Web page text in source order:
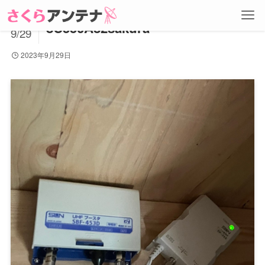
8C550A82sakura
2023
9/29
2023年9月29日